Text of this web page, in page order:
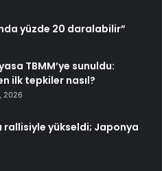
yüzde 20 daralabilir”
TBMM’ye sunuldu:
ilk tepkiler nasıl?
2026
rallisiyle yükseldi; Japonya